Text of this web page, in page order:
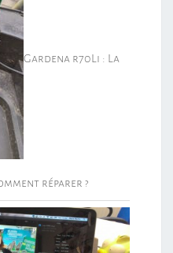
Gardena r70Li : La
réparer ?